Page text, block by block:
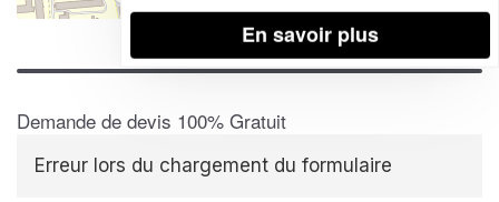
Leaflet| Map data ©OpenStreetMap contributors,CC-BY-SA
Demande de devis 100% Gratuit
Erreur lors du chargement du formulaire
En savoir plus